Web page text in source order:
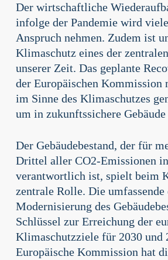
Der wirtschaftliche
infolge der Pandemie wird
Anspruch nehmen. Zudem ist
Klimaschutz eines der
unserer Zeit. Das geplante
der Europäischen Kommission
im Sinne des Klimaschutzes
um in zukunftssichere
Der Gebäudebestand, der für
Drittel aller CO2-Emissionen
verantwortlich ist, spielt beim
zentrale Rolle. Die umfassende
Modernisierung des
Schlüssel zur Erreichung der
Klimaschutzziele für 2030 und
Europäische Kommission hat